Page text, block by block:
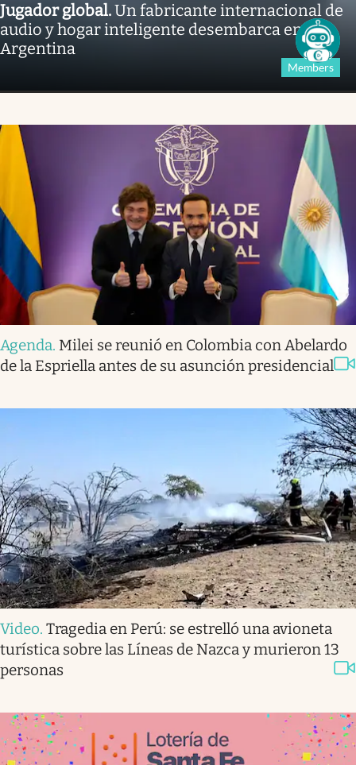
Jugador global.Un fabricante internacional de
audio y hogar inteligente desembarca en la
Argentina
Members
Agenda. Milei se reunió en Colombia con Abelardo
de la Espriella antes de su asunción presidencial
Video. Tragedia en Perú: se estrelló una avioneta
turística sobre las Líneas de Nazca y murieron 13
personas